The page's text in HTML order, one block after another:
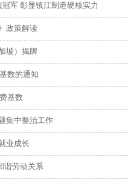
军 彰显镇江制造硬核实力
政策解读
坡）揭牌
数的通知
基数
集中整治工作
业成长
谐劳动关系